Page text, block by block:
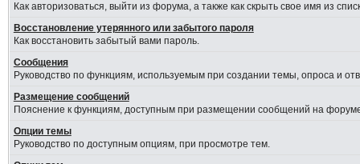
Как авторизоваться, выйти из форума, а также как скрыть свое имя из
Восстановление утерянного или забытого пароля
Как восстановить забытый вами пароль.
Сообщения
Руководство по функциям, используемым при создании темы, опроса и
Размещение сообщений
Пояснение к функциям, доступным при размещении сообщений на
Опции темы
Руководство по доступным опциям, при просмотре тем.